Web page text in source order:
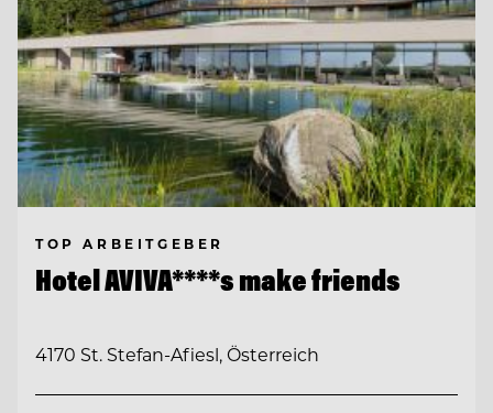
TOP ARBEITGEBER
Hotel AVIVA****s make friends
4170 St. Stefan-Afiesl, Österreich